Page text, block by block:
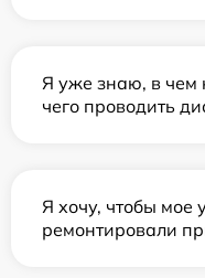
Я уже знаю, в чем
чего проводить
Я хочу, чтобы мое
ремонтировали